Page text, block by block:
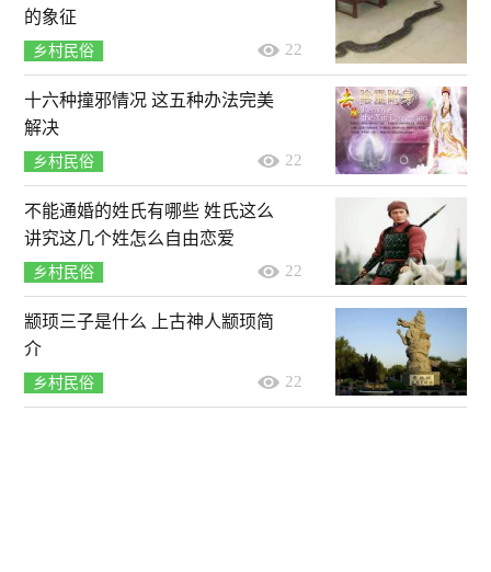
的象征
乡村民俗 22
十六种撞邪情况 这五种办法完美
解决
乡村民俗 22
不能通婚的姓氏有哪些 姓氏这么
讲究这几个姓怎么自由恋爱
乡村民俗 22
颛顼三子是什么 上古神人颛顼简
介
乡村民俗 22